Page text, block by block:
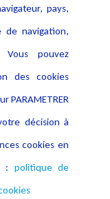
pays,
de navigation,
pouvez
des cookies
PARAMETRER
décision à
cookies en
: politique de